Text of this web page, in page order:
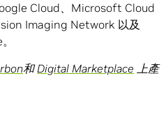
Cloud、Microsoft Cloud
Imaging Network 以及
和Digital Marketplace 上產